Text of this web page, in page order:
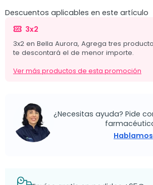
Descuentos aplicables en este artículo
3x2
3x2 en Bella Aurora, Agrega tres
te descontará el de menor importe.
Ver más productos de esta promoción
¿Necesitas ayuda? Pide
Hablamos